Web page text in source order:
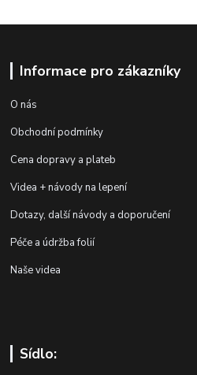
Informace pro zákazníky
O nás
Obchodní podmínky
Cena dopravy a plateb
Videa + návody na lepení
Dotazy, další návody a doporučení
Péče a údržba folií
Naše videa
Sídlo: